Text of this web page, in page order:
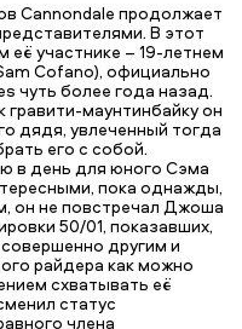
Cannondale продолжает
В этот
участнике – 19-летнем
Cofano), официально
чуть более года назад.
гравити-маунтинбайку он
дядя, увлеченный тогда
его с собой.
в день для юного Сэма
пока однажды,
он не повстречал Джоша
50/01, показавших,
другим и
райдера как можно
схватывать её
статус
члена